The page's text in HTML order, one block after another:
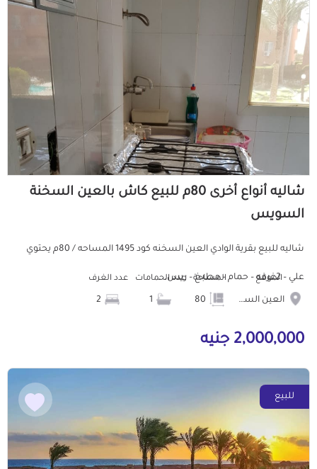
شاليه أنواع أخرى 80م للبيع كاش بالعين السخنة
السويس
شاليه للبيع بقرية الوادي العين السخنه كود 1495 المساحه / 80م يحتوي
علي – 2غرفه – حمام – مطبخ – ريس...الموقع
العين السخنة
المساحة عدد الحمامات عدد الغرف
2,000,000 جنيه
للبيع